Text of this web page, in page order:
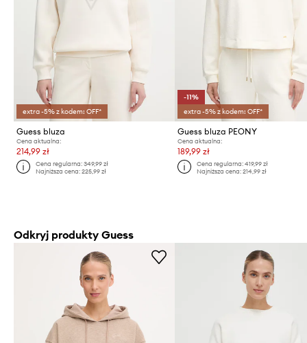
extra -5% z kodem: OFF*
Guess bluza
Cena aktualna:
214,99 zł
Cena regularna:349,99 zł
Najniższa cena:225,99 zł
-11%
extra -5% z kodem: OFF*
Guess bluza PEONY
Cena aktualna:
189,99 zł
Cena regularna: 419,99 zł
Najniższa cena: 214,99 zł
Odkryj produkty Guess